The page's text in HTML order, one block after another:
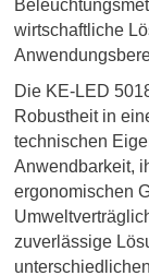
wirtschaftliche
Die KE-LED
Robustheit in
technischen
Anwendbarkeit,
ergonomischen
zuverlässige